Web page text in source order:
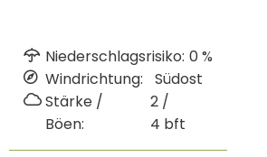
Niederschlagsrisiko: 0%
Stärke /
Böen:
2 /
4 bft
Windrichtung: Südost